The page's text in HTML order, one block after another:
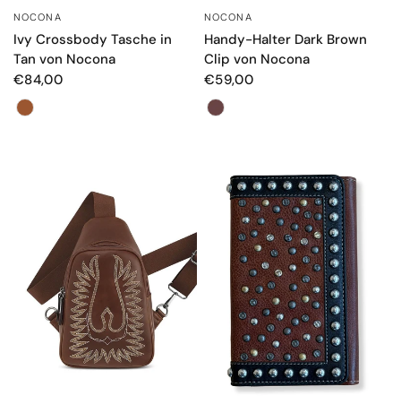
NOCONA
Ivy Crossbody Tasche in
Tan von Nocona
€84,00
Farbe
NOCONA
Handy-Halter Dark Brown
Clip von Nocona
€59,00
Farbe